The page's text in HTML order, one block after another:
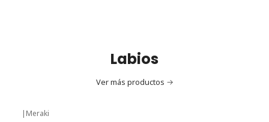
Labios
Ver más productos
| Meraki